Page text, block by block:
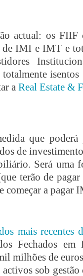
actual: os FIIF
de IMI e IMT e
isentos
a Real Estate &
que
de
Será uma
terão de
começar a pagar
mais recentes
Fechados em
milhões de
sob